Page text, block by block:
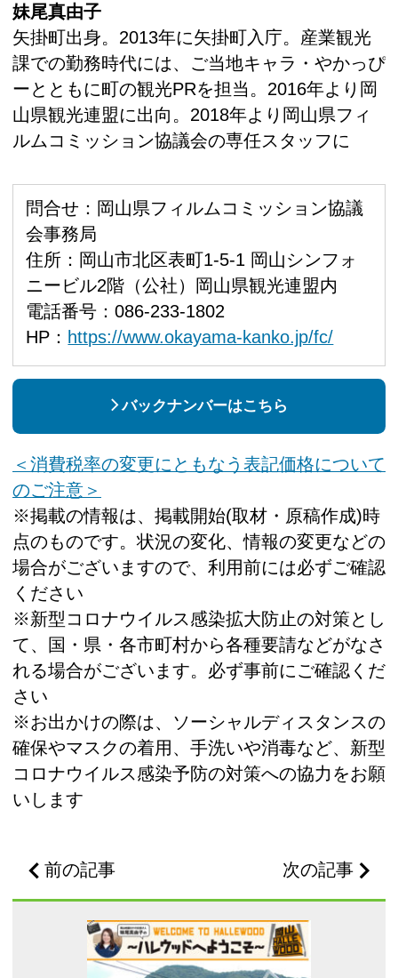
妹尾真由子
矢掛町出身。2013年に矢掛町入庁。産業観光
課での勤務時代には、ご当地キャラ・やかっぴ
ーとともに町の観光PRを担当。2016年より岡
山県観光連盟に出向。2018年より岡山県フィ
ルムコミッション協議会の専任スタッフに
問合せ：岡山県フィルムコミッション協議
会事務局
住所：岡山市北区表町1-5-1 岡山シンフォ
ニービル2階（公社）岡山県観光連盟内
電話番号：086-233-1802
HP： https://www.okayama-kanko.jp/fc/
バックナンバーはこちら
＜消費税率の変更にともなう表記価格について
のご注意＞
※掲載の情報は、掲載開始(取材・原稿作成)時
点のものです。状況の変化、情報の変更などの
場合がございますので、利用前には必ずご確認
ください
※新型コロナウイルス感染拡大防止の対策とし
て、国・県・各市町村から各種要請などがなさ
れる場合がございます。必ず事前にご確認くだ
さい
※お出かけの際は、ソーシャルディスタンスの
確保やマスクの着用、手洗いや消毒など、新型
コロナウイルス感染予防の対策への協力をお願
いします
前の記事 次の記事